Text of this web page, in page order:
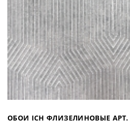
ОБОИ ICH ФЛИЗЕЛИНОВЫЕ АРТ.